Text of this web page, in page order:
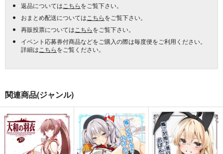
返品については こちらをご覧下さい。
おまとめ配送については こちらをご覧下さい。
再販投票については こちらをご覧下さい。
イベント応募券付商品などをご購入の際は毎度便をご利用ください。
詳細は こちらをご覧ください。
関連商品(ジャンル)